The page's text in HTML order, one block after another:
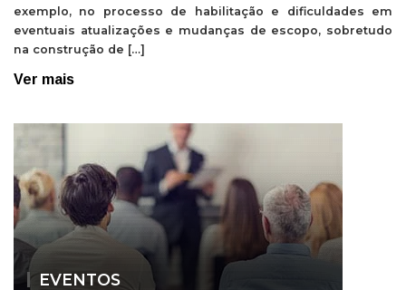
exemplo, no processo de habilitação e dificuldades em
eventuais atualizações e mudanças de escopo, sobretudo
na construção de […]
Ver mais
EVENTOS